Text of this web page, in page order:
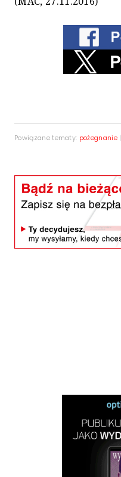
Powiązane tematy: pożegnanie|